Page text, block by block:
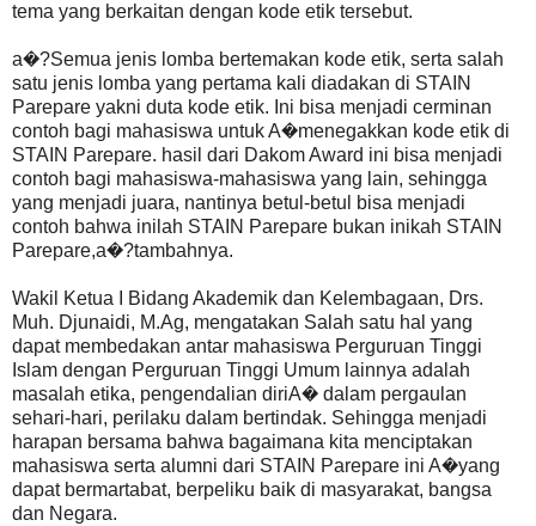
tema yang berkaitan dengan kode etik tersebut.
a�?Semua jenis lomba bertemakan kode etik, serta salah
satu jenis lomba yang pertama kali diadakan di STAIN
Parepare yakni duta kode etik. Ini bisa menjadi cerminan
contoh bagi mahasiswa untuk A�menegakkan kode etik di
STAIN Parepare. hasil dari Dakom Award ini bisa menjadi
contoh bagi mahasiswa-mahasiswa yang lain, sehingga
yang menjadi juara, nantinya betul-betul bisa menjadi
contoh bahwa inilah STAIN Parepare bukan inikah STAIN
Parepare,a�?tambahnya.
Wakil Ketua I Bidang Akademik dan Kelembagaan, Drs.
Muh. Djunaidi, M.Ag, mengatakan Salah satu hal yang
dapat membedakan antar mahasiswa Perguruan Tinggi
Islam dengan Perguruan Tinggi Umum lainnya adalah
masalah etika, pengendalian diriA� dalam pergaulan
sehari-hari, perilaku dalam bertindak. Sehingga menjadi
harapan bersama bahwa bagaimana kita menciptakan
mahasiswa serta alumni dari STAIN Parepare ini A�yang
dapat bermartabat, berpeliku baik di masyarakat, bangsa
dan Negara.